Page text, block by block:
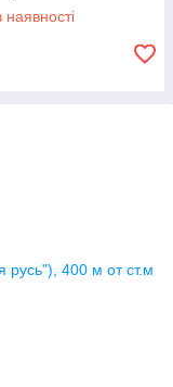
русь"), 400 м от ст.м